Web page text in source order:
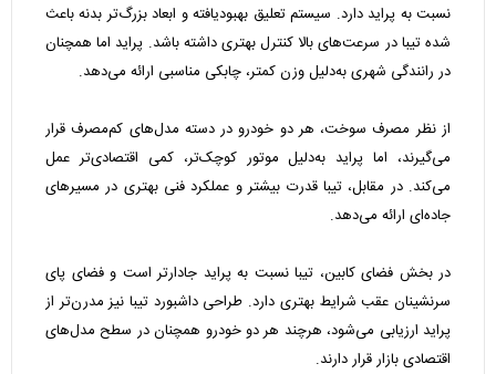
نسبت به پراید دارد. سیستم تعلیق بهبودیافته و ابعاد بزرگ‌تر بدنه باعث
شده تیبا در سرعت‌های بالا کنترل بهتری داشته باشد. پراید اما همچنان
در رانندگی شهری به‌دلیل وزن کمتر، چابکی مناسبی ارائه می‌دهد.
از نظر مصرف سوخت، هر دو خودرو در دسته مدل‌های کم‌مصرف قرار
می‌گیرند، اما پراید به‌دلیل موتور کوچک‌تر، کمی اقتصادی‌تر عمل
می‌کند. در مقابل، تیبا قدرت بیشتر و عملکرد فنی بهتری در مسیرهای
جاده‌ای ارائه می‌دهد.
در بخش فضای کابین، تیبا نسبت به پراید جادارتر است و فضای پای
سرنشینان عقب شرایط بهتری دارد. طراحی داشبورد تیبا نیز مدرن‌تر از
پراید ارزیابی می‌شود، هرچند هر دو خودرو همچنان در سطح مدل‌های
اقتصادی بازار قرار دارند.